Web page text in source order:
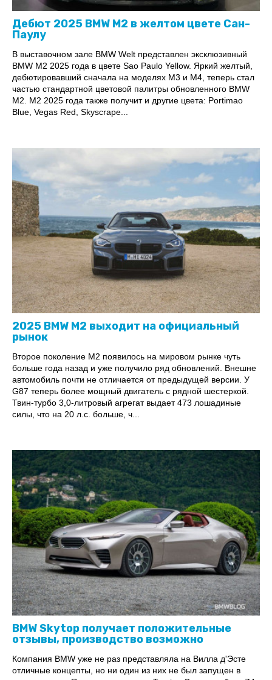
Дебют 2025 BMW M2 в желтом цвете Сан-
Паулу
В выставочном зале BMW Welt представлен эксклюзивный
BMW M2 2025 года в цвете Sao Paulo Yellow. Яркий желтый,
дебютировавший сначала на моделях M3 и M4, теперь стал
частью стандартной цветовой палитры обновленного BMW
M2. M2 2025 года также получит и другие цвета: Portimao
Blue, Vegas Red, Skyscrape...
2025 BMW M2 выходит на официальный
рынок
Второе поколение M2 появилось на мировом рынке чуть
больше года назад и уже получило ряд обновлений. Внешне
автомобиль почти не отличается от предыдущей версии. У
G87 теперь более мощный двигатель с рядной шестеркой.
Твин-турбо 3,0-литровый агрегат выдает 473 лошадиные
силы, что на 20 л.с. больше, ч...
BMW Skytop получает положительные
отзывы, производство возможно
Компания BMW уже не раз представляла на Вилла д'Эсте
отличные концепты, но ни один из них не был запущен в